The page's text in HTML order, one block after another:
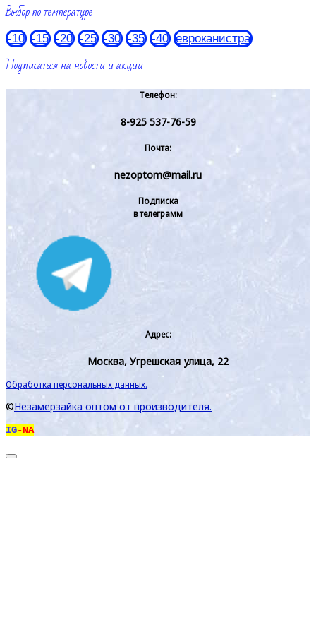
Выбор по температуре
-10 -15 -20 -25 -30 -35 -40 евроканистра
Подписаться на новости и акции
Телефон:
8-925 537-76-59
Почта:
nezoptom@mail.ru
Подписка
в телеграмм
Адрес:
Москва, Угрешская улица, 22
Обработка персональных данных.
©Незамерзайка оптом от производителя.
IG-NA